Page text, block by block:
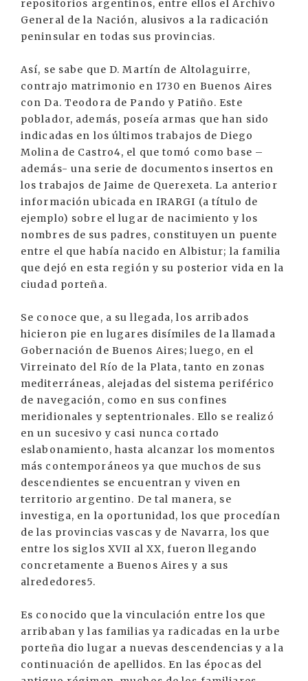
repositorios argentinos, entre ellos el Archivo
General de la Nación, alusivos a la radicación
peninsular en todas sus provincias.
Así, se sabe que D. Martín de Altolaguirre,
contrajo matrimonio en 1730 en Buenos Aires
con Da. Teodora de Pando y Patiño. Este
poblador, además, poseía armas que han sido
indicadas en los últimos trabajos de Diego
Molina de Castro4, el que tomó como base –
además- una serie de documentos insertos en
los trabajos de Jaime de Querexeta. La anterior
información ubicada en IRARGI (a título de
ejemplo) sobre el lugar de nacimiento y los
nombres de sus padres, constituyen un puente
entre el que había nacido en Albistur; la familia
que dejó en esta región y su posterior vida en la
ciudad porteña.
Se conoce que, a su llegada, los arribados
hicieron pie en lugares disímiles de la llamada
Gobernación de Buenos Aires; luego, en el
Virreinato del Río de la Plata, tanto en zonas
mediterráneas, alejadas del sistema periférico
de navegación, como en sus confines
meridionales y septentrionales. Ello se realizó
en un sucesivo y casi nunca cortado
eslabonamiento, hasta alcanzar los momentos
más contemporáneos ya que muchos de sus
descendientes se encuentran y viven en
territorio argentino. De tal manera, se
investiga, en la oportunidad, los que procedían
de las provincias vascas y de Navarra, los que
entre los siglos XVII al XX, fueron llegando
concretamente a Buenos Aires y a sus
alrededores5.
Es conocido que la vinculación entre los que
arribaban y las familias ya radicadas en la urbe
porteña dio lugar a nuevas descendencias y a la
continuación de apellidos. En las épocas del